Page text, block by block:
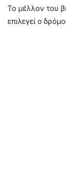
Το μέλλον του
επιλεγεί ο